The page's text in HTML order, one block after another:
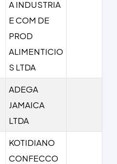
A INDUSTRIA
E COM DE
PROD
ALIMENTICIO
S LTDA
ADEGA
JAMAICA
LTDA
KOTIDIANO
CONFECCO